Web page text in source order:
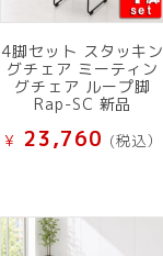
4脚セット スタッキン
グチェア ミーティン
グチェア ループ脚
Rap-SC 新品
¥ 23,760 (税込）